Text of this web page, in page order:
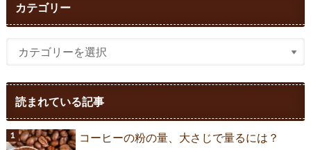
カテゴリー
読まれている記事
コーヒーの粉の量、大さじで量るには？